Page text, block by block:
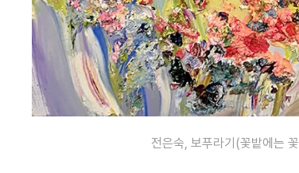
전은숙, 보푸라기(꽃밭에는